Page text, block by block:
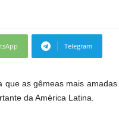
Telegram
as gêmeas mais amadas
da América Latina.